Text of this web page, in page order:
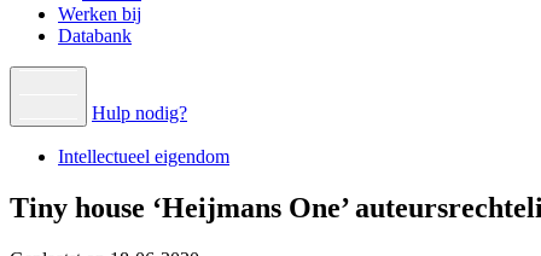
Werken bij
Databank
Hulp nodig?
Intellectueel eigendom
Tiny house ‘Heijmans One’